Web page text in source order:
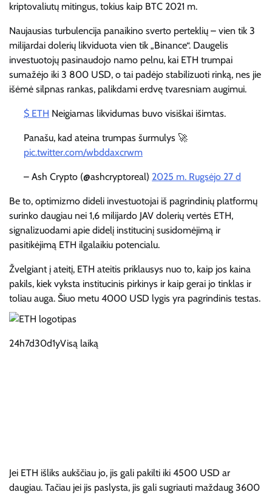
kriptovaliutų mitingus, tokius kaip BTC 2021 m.
Naujausias turbulencija panaikino sverto perteklių – vien tik 3
milijardai dolerių likviduota vien tik „Binance“. Daugelis
investuotojų pasinaudojo namo pelnu, kai ETH trumpai
sumažėjo iki 3 800 USD, o tai padėjo stabilizuoti rinką, nes jie
išėmė silpnas rankas, palikdami erdvę tvaresniam augimui.
$ ETH Neigiamas likvidumas buvo visiškai išimtas.
Panašu, kad ateina trumpas šurmulys 🚀
pic.twitter.com/wbddaxcrwm
– Ash Crypto (@ashcryptoreal) 2025 m. Rugsėjo 27 d
Be to, optimizmo dideli investuotojai iš pagrindinių platformų
surinko daugiau nei 1,6 milijardo JAV dolerių vertės ETH,
signalizuodami apie didelį institucinį susidomėjimą ir
pasitikėjimą ETH ilgalaikiu potencialu.
Žvelgiant į ateitį, ETH ateitis priklausys nuo to, kaip jos kaina
pakils, kiek vyksta institucinis pirkinys ir kaip gerai jo tinklas ir
toliau auga. Šiuo metu 4000 USD lygis yra pagrindinis testas.
24h7d30d1yVisą laiką
Jei ETH išliks aukščiau jo, jis gali pakilti iki 4500 USD ar
daugiau. Tačiau jei jis paslysta, jis gali sugriauti maždaug 3600